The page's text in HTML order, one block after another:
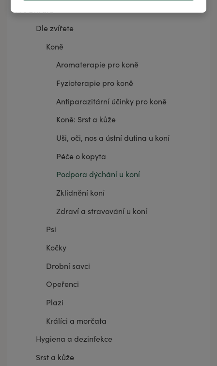
Pro zvířata
Dle zvířete
Koně
Aromaterapie pro koně
Fyzioterapie pro koně
Antiparazitární účinky pro koně
Koně: Srst a kůže
Uši, oči, nos a ústní dutina u koní
Péče o kopyta
Podpora dýchání u koní
Zklidnění koní
Zdraví a stravování u koní
Psi
Kočky
Drobní savci
Opeřenci
Plazi
Králíci a morčata
Hygiena a dezinfekce
Srst a kůže